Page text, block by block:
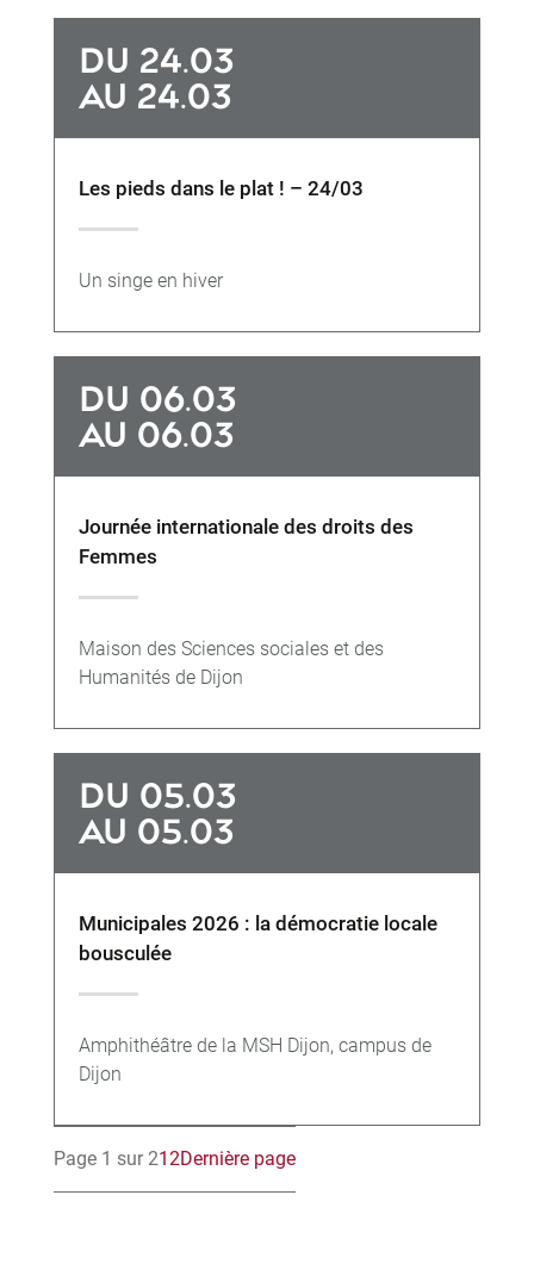
DU 24.03
AU 24.03
Les pieds dans le plat ! – 24/03
Un singe en hiver
DU 06.03
AU 06.03
Journée internationale des droits des
Femmes
Maison des Sciences sociales et des
Humanités de Dijon
DU 05.03
AU 05.03
Municipales 2026 : la démocratie locale
bousculée
Amphithéâtre de la MSH Dijon, campus de
Dijon
Page 1 sur 21 2Dernière page